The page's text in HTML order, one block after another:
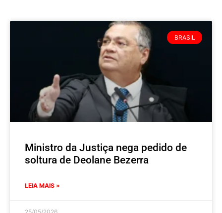
BRASIL
Ministro da Justiça nega pedido de
soltura de Deolane Bezerra
LEIA MAIS »